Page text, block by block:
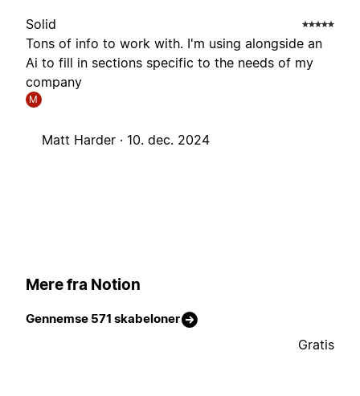
Solid
Tons of info to work with. I'm using alongside an
Ai to fill in sections specific to the needs of my
company
M
Matt Harder · 10. dec. 2024
Mere fra Notion
Gennemse 571 skabeloner
Gratis